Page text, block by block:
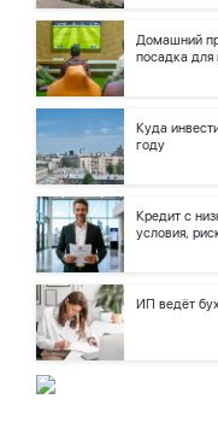
Домашний
посадка для
Куда
году
Кредит с
условия,
ИП ведёт